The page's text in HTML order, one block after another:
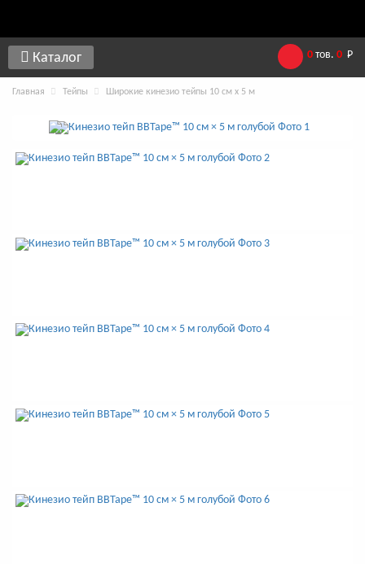
Каталог 0 тов. 0 Р
Главная Тейпы Широкие кинезио тейпы 10 см х 5 м